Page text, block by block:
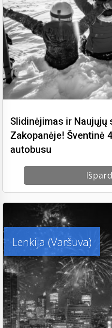
Slidinėjimas ir Naujųjų
Zakopanėje! Šventinė
autobusu
Lenkija (Varšuva)